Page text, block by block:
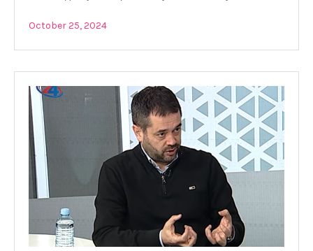
October 25, 2024